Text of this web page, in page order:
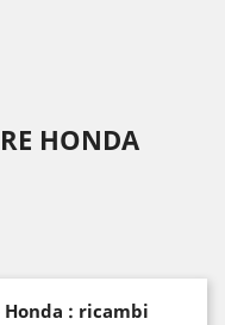
HONDA
: ricambi